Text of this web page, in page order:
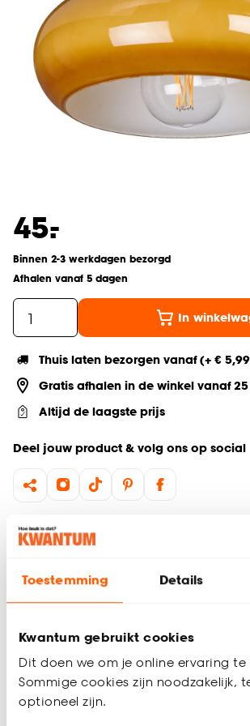
Toestemming Details
Kwantum gebruikt cookies
Dit doen we om je online ervaring te
Sommige cookies zijn noodzakelijk,
optioneel zijn.
45.
-
Binnen 2-3 werkdagen bezorgd
Afhalen vanaf 5 dagen
In
Thuis laten bezorgen vanaf (+ €
Gratis afhalen in de winkel vanaf
Altijd de laagste prijs
Deel jouw product & volg ons op social
Productomschrijving
uitstraling. Hij brengt veel sfeer in je ruimte.
heeft een E27 fitting en wordt geleverd
Zo heb je zelf de vrijheid om een lichtbron
led lamp 80 mm goud.
Belangrijkste kenmerken:
Plafondlamp bruin
Productspecificaties